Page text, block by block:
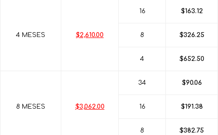
4 MESES $2,610.00
16 $163.12
8 $326.25
4 $652.50
8 MESES $3,062.00
34 $90.06
16 $191.38
8 $382.75